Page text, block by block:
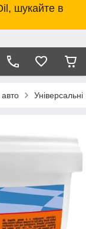
шукайте в